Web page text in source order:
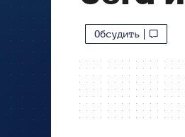
Обсудить